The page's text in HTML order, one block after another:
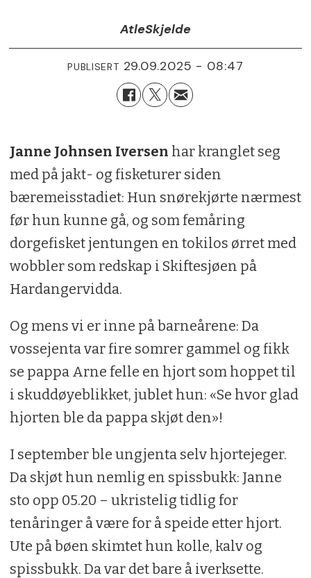
AtleSkjelde
PUBLISERT 29.09.2025 - 08:47
Janne Johnsen Iversen har kranglet seg
med på jakt- og fisketurer siden
bæremeisstadiet: Hun snørekjørte nærmest
før hun kunne gå, og som femåring
dorgefisket jentungen en tokilos ørret med
wobbler som redskap i Skiftesjøen på
Hardangervidda.
Og mens vi er inne på barneårene: Da
vossejenta var fire somrer gammel og fikk
se pappa Arne felle en hjort som hoppet til
i skuddøyeblikket, jublet hun: «Se hvor glad
hjorten ble da pappa skjøt den»!
I september ble ungjenta selv hjortejeger.
Da skjøt hun nemlig en spissbukk: Janne
sto opp 05.20 – ukristelig tidlig for
tenåringer å være for å speide etter hjort.
Ute på bøen skimtet hun kolle, kalv og
spissbukk. Da var det bare å iverksette.